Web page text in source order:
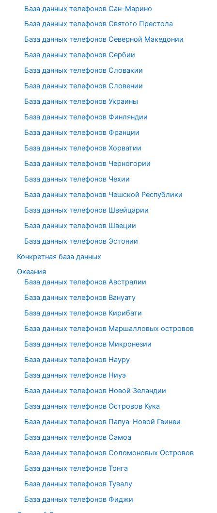
База данных телефонов Сан-Марино
База данных телефонов Святого Престола
База данных телефонов Северной Македонии
База данных телефонов Сербии
База данных телефонов Словакии
База данных телефонов Словении
База данных телефонов Украины
База данных телефонов Финляндии
База данных телефонов Франции
База данных телефонов Хорватии
База данных телефонов Черногории
База данных телефонов Чехии
База данных телефонов Чешской Республики
База данных телефонов Швейцарии
База данных телефонов Швеции
База данных телефонов Эстонии
Конкретная база данных
Океания
База данных телефонов Австралии
База данных телефонов Вануату
База данных телефонов Кирибати
База данных телефонов Маршалловых островов
База данных телефонов Микронезии
База данных телефонов Науру
База данных телефонов Ниуэ
База данных телефонов Новой Зеландии
База данных телефонов Островов Кука
База данных телефонов Папуа-Новой Гвинеи
База данных телефонов Самоа
База данных телефонов Соломоновых Островов
База данных телефонов Тонга
База данных телефонов Тувалу
База данных телефонов Фиджи